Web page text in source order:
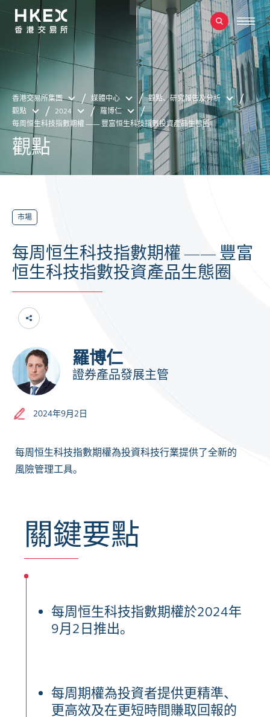
香港交易所集團 媒體中心
觀點、研究報告及分析
觀點
2024
羅博仁
每周恒生科技指數期權 —— 豐富恒生科技指數投資產品生態圈
觀點
市場
每周恒生科技指數期權 —— 豐富
恒生科技指數投資產品生態圈
羅博仁
證券產品發展主管
2024年9月2日
每周恒生科技指數期權為投資科技行業提供了全新的
風險管理工具。
關鍵要點
每周恒生科技指數期權於2024年
9月2日推出。
每周期權為投資者提供更精準、
更高效及在更短時間賺取回報的